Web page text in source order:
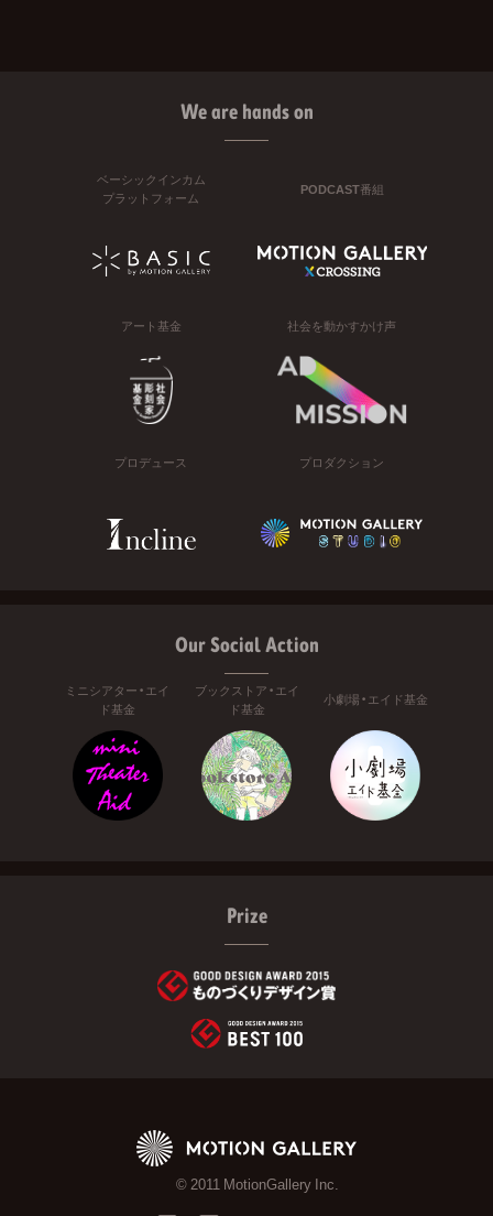
We are hands on
ベーシックインカム
プラットフォーム
PODCAST番組
アート基金 社会を動かすかけ声
プロデュース プロダクション
Our Social Action
ミニシアター・エイ
ド基金
ブックストア・エイ
ド基金
小劇場・エイド基金
Prize
© 2011 MotionGallery Inc.